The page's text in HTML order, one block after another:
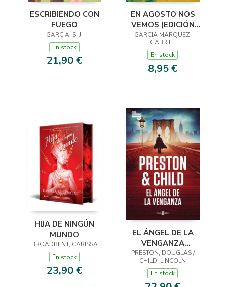
ESCRIBIENDO CON
FUEGO
GARCÍA, S. J.
En stock
21,90 €
EN AGOSTO NOS
VEMOS (EDICIÓN
LIMITADA)
GARCIA MARQUEZ,
GABRIEL
En stock
8,95 €
HIJA DE NINGÚN
MUNDO
BROADBENT, CARISSA
En stock
23,90 €
EL ÁNGEL DE LA
VENGANZA
(INSPECTOR
PENDERGAST 22)
PRESTON, DOUGLAS /
CHILD, LINCOLN
En stock